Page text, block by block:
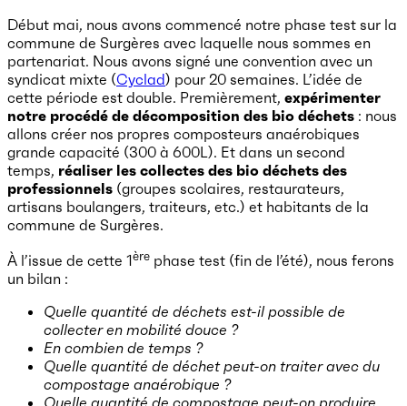
Début mai, nous avons commencé notre phase test sur la
commune de Surgères avec laquelle nous sommes en
partenariat. Nous avons signé une convention avec un
syndicat mixte (Cyclad) pour 20 semaines. L’idée de
cette période est double. Premièrement, expérimenter
notre procédé de décomposition des bio déchets : nous
allons créer nos propres composteurs anaérobiques
grande capacité (300 à 600L). Et dans un second
temps, réaliser les collectes des bio déchets des
professionnels (groupes scolaires, restaurateurs,
artisans boulangers, traiteurs, etc.) et habitants de la
commune de Surgères.
À l’issue de cette 1ère phase test (fin de l’été), nous ferons
un bilan :
Quelle quantité de déchets est-il possible de
collecter en mobilité douce ?
En combien de temps ?
Quelle quantité de déchet peut-on traiter avec du
compostage anaérobique ?